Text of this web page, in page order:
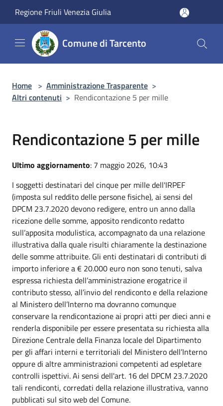
Regione Friuli Venezia Giulia
Comune di Tarcento
Home > Amministrazione Trasparente >
Altri contenuti > Rendicontazione 5 per mille
Rendicontazione 5 per mille
Ultimo aggiornamento: 7 maggio 2026, 10:43
I soggetti destinatari del cinque per mille dell'IRPEF
(imposta sul reddito delle persone fisiche), ai sensi del
DPCM 23.7.2020 devono redigere, entro un anno dalla
ricezione delle somme, apposito rendiconto redatto
sull’apposita modulistica, accompagnato da una relazione
illustrativa dalla quale risulti chiaramente la destinazione
delle somme attribuite. Gli enti destinatari di contributi di
importo inferiore a € 20.000 euro non sono tenuti, salva
espressa richiesta dell’amministrazione erogatrice il
contributo stesso, all’invio del rendiconto e della relazione
al Ministero dell’Interno ma dovranno comunque
conservare la rendicontazione ai propri atti per dieci anni e
renderla disponibile per essere presentata su richiesta alla
Direzione Centrale della Finanza locale del Dipartimento
per gli affari interni e territoriali del Ministero dell’Interno
oppure di altre amministrazioni competenti ad espletare
controlli ispettivi. Ai sensi dell'art. 16 del DPCM 23.7.2020
tali rendiconti, corredati della relazione illustrativa, vanno
pubblicati sul sito web del Comune.